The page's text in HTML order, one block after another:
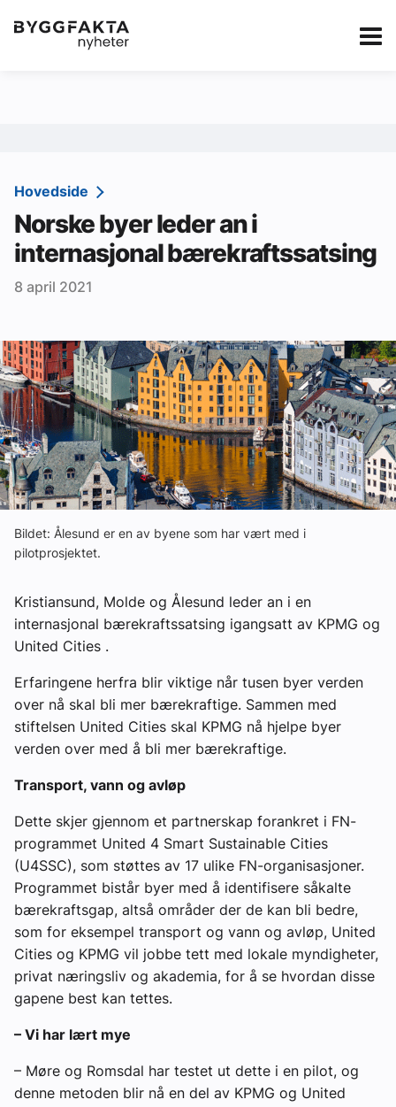
Kategorier Jobbmarkedet Annonsere i
Redaksjonen
Om Byggfakta
Annonsere
Abonnere
Tips oss
Ledige stillinger
eBlad
Aktivitetskalender
Nyheter
Aktuelle prosjekter
Hovedside
Norske byer leder an i
internasjonal bærekraftssatsing
8 april 2021
Bildet: Ålesund er en av byene som har vært med i
pilotprosjektet.
Kristiansund, Molde og Ålesund leder an i en
internasjonal bærekraftssatsing igangsatt av KPMG og
United Cities .
Erfaringene herfra blir viktige når tusen byer verden
over nå skal bli mer bærekraftige. Sammen med
stiftelsen United Cities skal KPMG nå hjelpe byer
verden over med å bli mer bærekraftige.
Transport, vann og avløp
Dette skjer gjennom et partnerskap forankret i FN-
programmet United 4 Smart Sustainable Cities
(U4SSC), som støttes av 17 ulike FN-organisasjoner.
Programmet bistår byer med å identifisere såkalte
bærekraftsgap, altså områder der de kan bli bedre,
som for eksempel transport og vann og avløp, United
Cities og KPMG vil jobbe tett med lokale myndigheter,
privat næringsliv og akademia, for å se hvordan disse
gapene best kan tettes.
– Vi har lært mye
– Møre og Romsdal har testet ut dette i en pilot, og
denne metoden blir nå en del av KPMG og United